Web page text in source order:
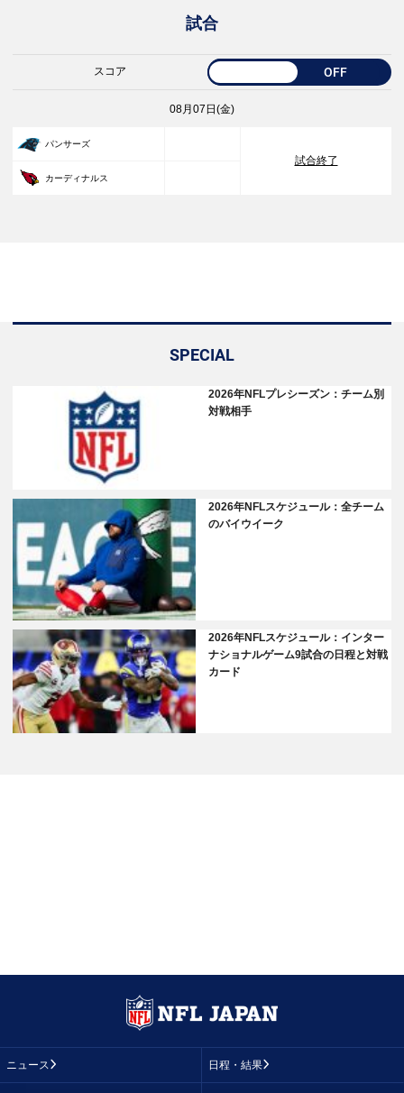
試合
スコア OFF
08月07日(金)
パンサーズ
試合終了
カーディナルス
SPECIAL
2026年NFLプレシーズン：チーム別
対戦相手
2026年NFLスケジュール：全チーム
のバイウイーク
2026年NFLスケジュール：インター
ナショナルゲーム9試合の日程と対戦
カード
ニュース 日程・結果